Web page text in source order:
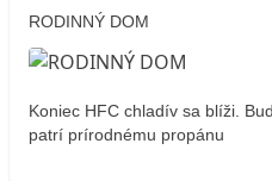
RODINNÝ DOM
Koniec HFC chladív sa blíži.
patrí prírodnému propánu